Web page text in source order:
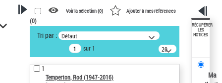
VOTRE RECHERCHE
Recherche avancée dans les
notices d’autorité
Œuvres liées à l'auteur :
Temperton, Rod (1947-2016)
Voir la sélection (0) Ajouter à mes références
(0)
Tri par : Défaut
sur 1
20
résultats/page
1
Temperton, Rod (1947-2016)
RÉCUPÉRER
LES
NOTICES
Ma